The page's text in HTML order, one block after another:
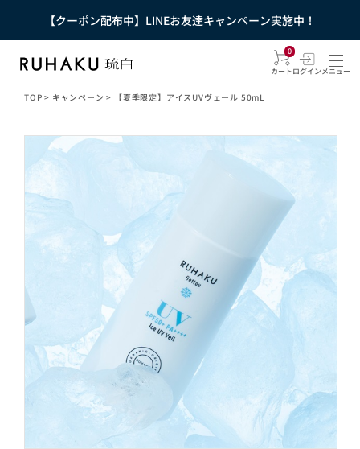
【クーポン配布中】LINEお友達キャンペーン実施中！
0
カートログインメニュー
TOP > キャンペーン > 【夏季限定】アイスUVヴェール 50mL